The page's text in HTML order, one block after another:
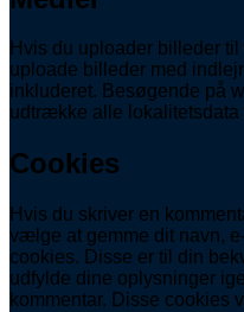
Hvis du uploader billeder
uploade billeder med
inkluderet. Besøgende på
udtrække alle lokalitetsdata
Cookies
Hvis du skriver en
vælge at gemme dit navn,
cookies. Disse er til din
udfylde dine oplysninger
kommentar. Disse cookies